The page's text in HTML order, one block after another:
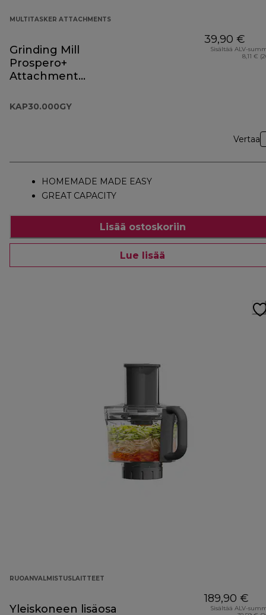
MULTITASKER ATTACHMENTS
Grinding Mill
Prospero+
Attachment
KAP30.000GY
39,90 €
Sisältää ALV-
8,11 €
Vertaa
HOMEMADE MADE EASY
GREAT CAPACITY
Lisää ostoskoriin
Lue lisää
RUOANVALMISTUSLAITTEET
Yleiskoneen lisäosa
189,90 €
Sisältää ALV-